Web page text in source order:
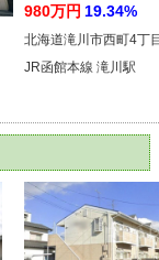
980万円 19.34%
北海道滝川市西町4丁
JR函館本線 滝川駅